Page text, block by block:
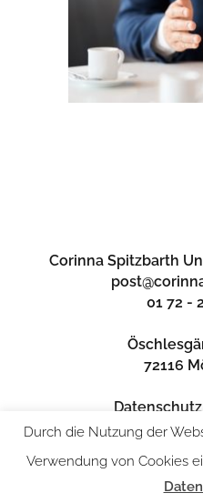
Corinna Spitzbarth
01 72 -
72116
Datenschutz
Durch die Nutzung der
Verwendung von Cookies